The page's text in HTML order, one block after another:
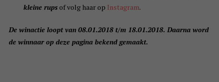
kleine rupsof volg haar op Instagram.
De winactie loopt van 08.01.2018 t/m 18.01.2018. Daarna word
de winnaar op deze pagina bekend gemaakt.